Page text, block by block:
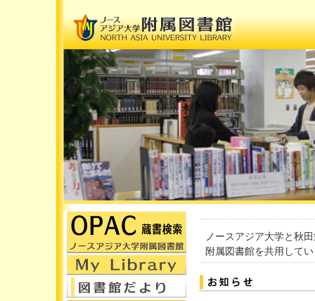
ノースアジア大学と秋
附属図書館を共用して